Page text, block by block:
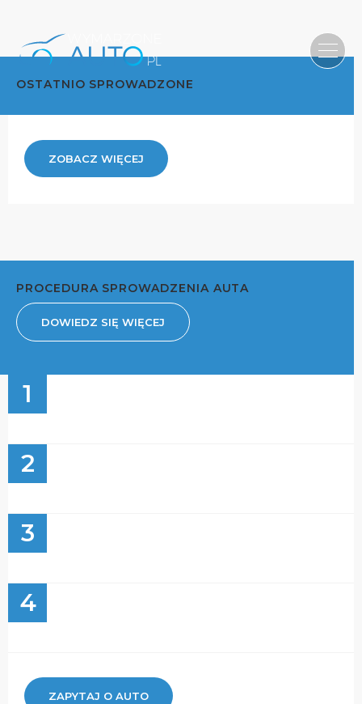
OSTATNIO SPROWADZONE
ZOBACZ WIĘCEJ
PROCEDURA SPROWADZENIA AUTA
DOWIEDZ SIĘ WIĘCEJ
1
2
3
4
ZAPYTAJ O AUTO